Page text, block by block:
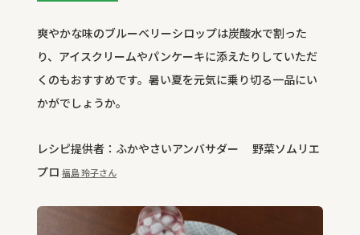
爽やかな味のブルーベリーシロップは炭酸水で割った
り、アイスクリームやパンケーキに添えたりしていただ
くのもおすすめです。暑い夏を元気に乗り切る一品にい
かがでしょうか。
レシピ提供者：ふかやさいアンバサダー 野菜ソムリエ
プロ 福島 玲子さん